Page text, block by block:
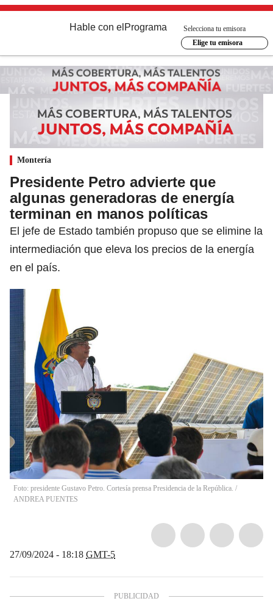
Hable con el Programa
Selecciona tu emisora
Elige tu emisora
Montería
Presidente Petro advierte que
algunas generadoras de energía
terminan en manos políticas
El jefe de Estado también propuso que se elimine la
intermediación que eleva los precios de la energía
en el país.
Foto: presidente Gustavo Petro. Cortesía prensa Presidencia de la República. /
ANDREA PUENTES
27/09/2024 - 18:18 GMT-5